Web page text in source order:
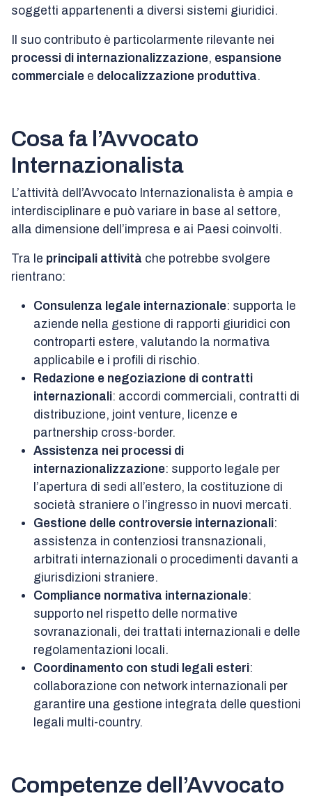
soggetti appartenenti a diversi sistemi giuridici.
Il suo contributo è particolarmente rilevante nei
processi di internazionalizzazione, espansione
commerciale e delocalizzazione produttiva.
Cosa fa l’Avvocato
Internazionalista
L’attività dell’Avvocato Internazionalista è ampia e
interdisciplinare e può variare in base al settore,
alla dimensione dell’impresa e ai Paesi coinvolti.
Tra le principali attività che potrebbe svolgere
rientrano:
Consulenza legale internazionale: supporta le
aziende nella gestione di rapporti giuridici con
controparti estere, valutando la normativa
applicabile e i profili di rischio.
Redazione e negoziazione di contratti
internazionali: accordi commerciali, contratti di
distribuzione, joint venture, licenze e
partnership cross-border.
Assistenza nei processi di
internazionalizzazione: supporto legale per
l’apertura di sedi all’estero, la costituzione di
società straniere o l’ingresso in nuovi mercati.
Gestione delle controversie internazionali:
assistenza in contenziosi transnazionali,
arbitrati internazionali o procedimenti davanti a
giurisdizioni straniere.
Compliance normativa internazionale:
supporto nel rispetto delle normative
sovranazionali, dei trattati internazionali e delle
regolamentazioni locali.
Coordinamento con studi legali esteri:
collaborazione con network internazionali per
garantire una gestione integrata delle questioni
legali multi-country.
Competenze dell’Avvocato